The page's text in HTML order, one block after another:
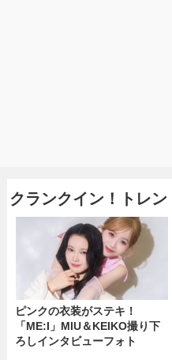
クランクイン！トレ
ピンクの衣装がステキ！
「ME:I」MIU＆KEIKO撮り下
ろしインタビューフォト